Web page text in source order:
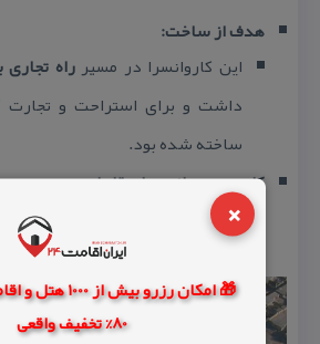
×
🎁 امکان رزرو بیش
80% تخفیف واقعی
هدف از ساخت:
این كاروانسرا در مسیرراه
داشت و برای استراحت و تجارت
ساخته شده بود.
كاربری پس از دوران قاجار:
پس از دوران قاجار، از این
نیز استفاده شده است.